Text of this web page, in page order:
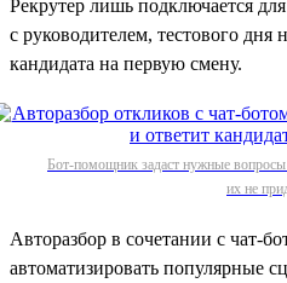
Рекрутер лишь подключается
с руководителем, тестового
кандидата на первую смену.
Бот-помощник задаст нужные вопросы
их не
Авторазбор в сочетании с чат-
автоматизировать популярные